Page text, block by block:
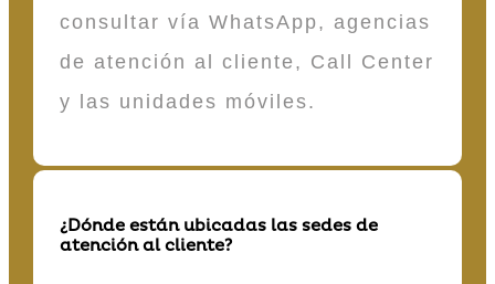
consultar vía WhatsApp, agencias
de atención al cliente, Call Center
y las unidades móviles.
¿Dónde están ubicadas las sedes de
atención al cliente?